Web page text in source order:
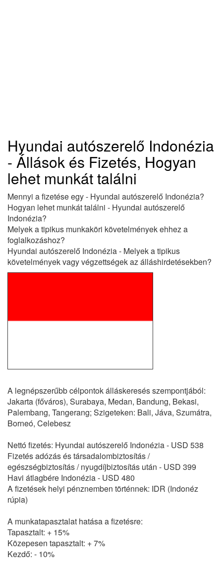
Hyundai autószerelő Indonézia
- Állások és Fizetés, Hogyan
lehet munkát találni
Mennyi a fizetése egy - Hyundai autószerelő Indonézia?
Hogyan lehet munkát találni - Hyundai autószerelő
Indonézia?
Melyek a tipikus munkaköri követelmények ehhez a
foglalkozáshoz?
Hyundai autószerelő Indonézia - Melyek a tipikus
követelmények vagy végzettségek az álláshirdetésekben?
A legnépszerűbb célpontok álláskeresés szempontjából:
Jakarta (főváros), Surabaya, Medan, Bandung, Bekasi,
Palembang, Tangerang; Szigeteken: Bali, Jáva, Szumátra,
Borneó, Celebesz
Nettó fizetés: Hyundai autószerelő Indonézia - USD 538
Fizetés adózás és társadalombiztosítás /
egészségbiztosítás / nyugdíjbiztosítás után - USD 399
Havi átlagbére Indonézia - USD 480
A fizetések helyi pénznemben történnek: IDR (Indonéz
rúpia)
A munkatapasztalat hatása a fizetésre:
Tapasztalt: + 15%
Közepesen tapasztalt: + 7%
Kezdő: - 10%